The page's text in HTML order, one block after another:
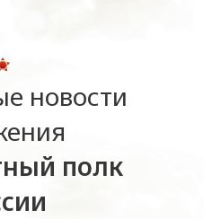
новости
полк